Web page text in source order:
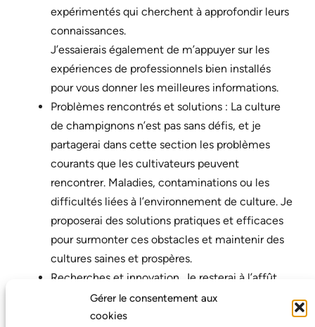
Gérer le consentement aux
cookies
expérimentés qui cherchent à approfondir leurs
connaissances.
J’essaierais également de m’appuyer sur les
expériences de professionnels bien installés
pour vous donner les meilleures informations.
Problèmes rencontrés et solutions : La culture
de champignons n’est pas sans défis, et je
partagerai dans cette section les problèmes
courants que les cultivateurs peuvent
rencontrer. Maladies, contaminations ou les
difficultés liées à l’environnement de culture. Je
proposerai des solutions pratiques et efficaces
pour surmonter ces obstacles et maintenir des
cultures saines et prospères.
Recherches et innovation. Je resterai à l’affût
des dernières avancées scientifiques et
techniques dans le domaine de la culture des